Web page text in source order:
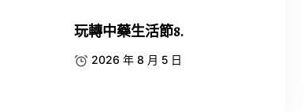
玩轉中藥生活節8.
2026 年 8 月 5 日